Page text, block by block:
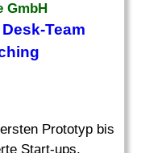
GmbH
-Team
Prototyp bis
Start-ups,